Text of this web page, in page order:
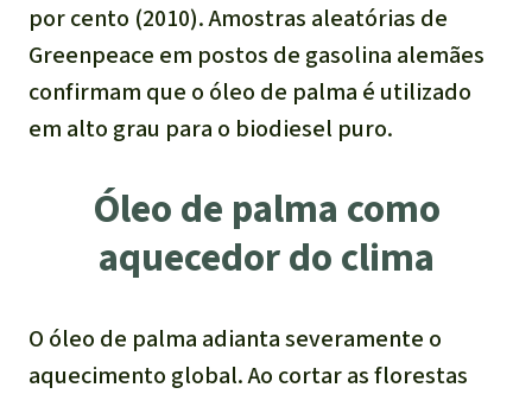
por cento (2010). Amostras aleatórias de
Greenpeace em postos de gasolina alemães
confirmam que o óleo de palma é utilizado
em alto grau para o biodiesel puro.
Óleo de palma como
aquecedor do clima
O óleo de palma adianta severamente o
aquecimento global. Ao cortar as florestas